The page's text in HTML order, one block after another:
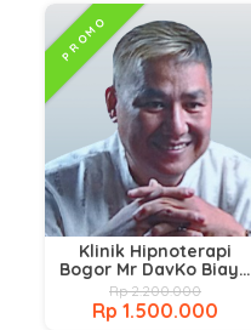
PROMO
Klinik Hipnoterapi
Bogor Mr DavKo Biaya
Hipnoterapi Terdekat
Rp 2.200.000
Rp 1.500.000